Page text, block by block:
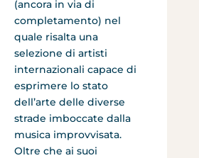
(ancora in via di
completamento) nel
quale risalta una
selezione di artisti
internazionali capace di
esprimere lo stato
dell’arte delle diverse
strade imboccate dalla
musica improvvisata.
Oltre che ai suoi